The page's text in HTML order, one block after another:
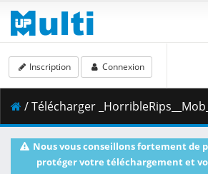
Inscription Connexion
/ Télécharger _HorribleRips__Mob_Psycho_100_-
Nous vous conseillons fortement de
protéger votre téléchargement et